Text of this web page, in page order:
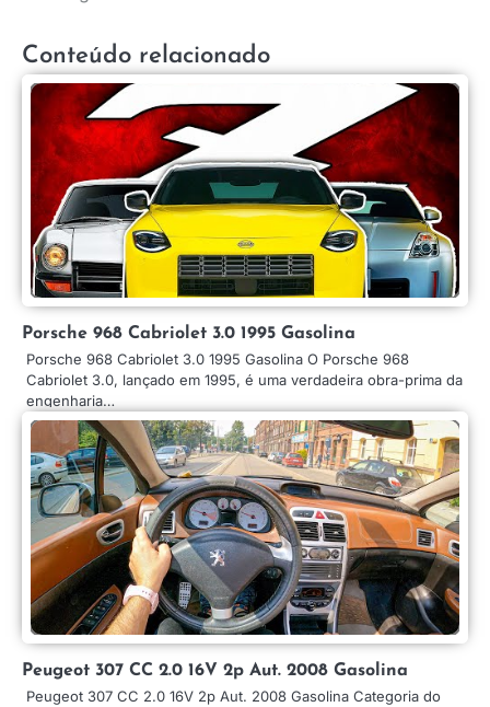
Conteúdo relacionado
Porsche 968 Cabriolet 3.0 1995 Gasolina
Porsche 968 Cabriolet 3.0 1995 Gasolina O Porsche 968
Cabriolet 3.0, lançado em 1995, é uma verdadeira obra-prima da
engenharia…
Peugeot 307 CC 2.0 16V 2p Aut. 2008 Gasolina
Peugeot 307 CC 2.0 16V 2p Aut. 2008 Gasolina Categoria do